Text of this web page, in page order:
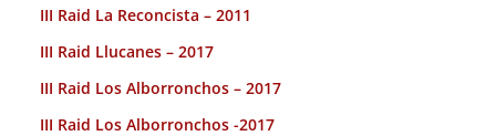
III Raid La Reconcista – 2011
III Raid Llucanes – 2017
III Raid Los Alborronchos – 2017
III Raid Los Alborronchos -2017